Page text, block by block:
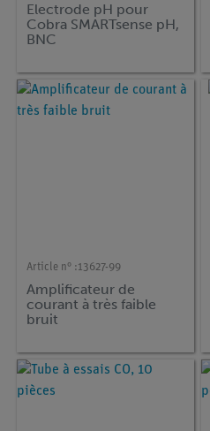
Electrode pH pour
Cobra SMARTsense pH,
BNC
Article n° :13627-99
Amplificateur de
courant à très faible
bruit